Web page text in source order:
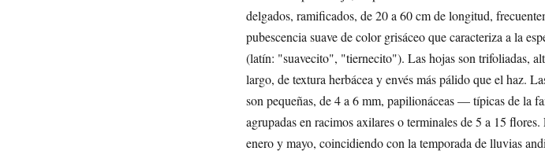
delgados, ramificados, de 20 a 60 cm de longitud,
pubescencia suave de color grisáceo que caracteriza a la
(latín: "suavecito", "tiernecito"). Las hojas son trifoliadas,
largo, de textura herbácea y envés más pálido que el haz.
son pequeñas, de 4 a 6 mm, papilionáceas — típicas de la
agrupadas en racimos axilares o terminales de 5 a 15
enero y mayo, coincidiendo con la temporada de lluvias